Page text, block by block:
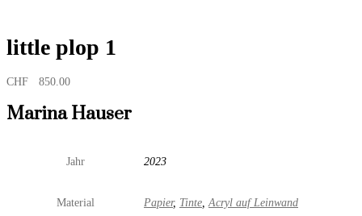
little plop 1
CHF 850.00
Marina Hauser
Jahr 2023
Material Papier, Tinte Acryl auf Leinwand